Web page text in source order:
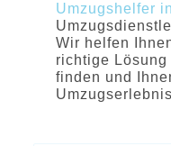
Umzugshelfer
Wir helfen
richtige Lösung
finden und